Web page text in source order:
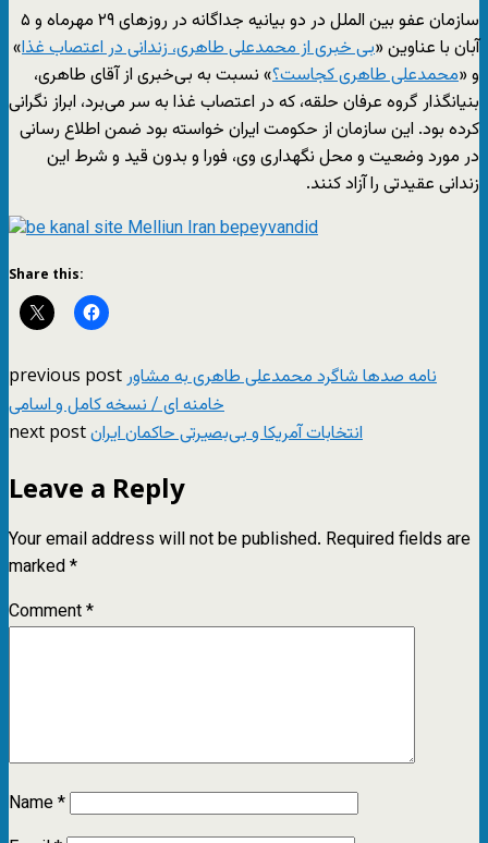
سازمان عفو بین الملل در دو بیانیه جداگانه در روزهای ۲۹ مهرماه و ۵
آبان با عناوین «بی خبری از محمدعلی طاهری، زندانی در اعتصاب غذا»
و «محمدعلی طاهری کجاست؟» نسبت به بی‌خبری از آقای طاهری،
بنیانگذار گروه عرفان حلقه، که در اعتصاب غذا به سر می‌برد، ابراز نگرانی
کرده بود. این سازمان از حکومت ایران خواسته بود ضمن اطلاع رسانی
در مورد وضعیت و محل نگهداری وی، فورا و بدون قید و شرط این
زندانی عقیدتی را آزاد کنند.
Share this:
previous post نامه صدها شاگرد محمدعلی طاهری به مشاور
خامنه ای / نسخه کامل و اسامی
next postانتخابات آمریکا و بی‌بصیرتی حاکمان ایران
Leave a Reply
Your email address will not be published. Required fields are
marked*
Comment*
Name*